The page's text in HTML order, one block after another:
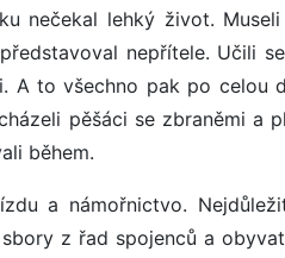
nečekal lehký život.
nepřítele. Učili
A to všechno pak po celou
pěšáci se zbraněmi a
během.
a námořnictvo.
z řad spojenců a